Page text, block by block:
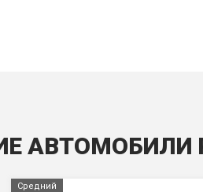
АВТОМОБИЛИ
Средний